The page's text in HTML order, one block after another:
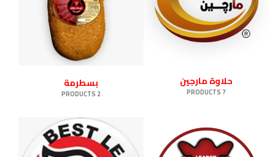
حلاوة مارجين
7 PRODUCTS
بسطرمة
2 PRODUCTS